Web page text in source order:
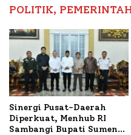
POLITIK,
Sinergi Pusat-Daerah
Diperkuat, Menhub RI
Sambangi Bupati Sumenep